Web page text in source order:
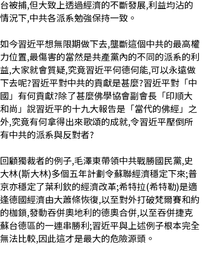
台被捕,但大致上透過經濟的不斷發展,利益均沾的
情況下,中共各派系勉強保持一致。
如今習近平想無限期做下去,壟斷這個中共的最高權
力位置,最傷害的當然是共產黨內的不同的派系的利
益,大家就會質疑,究竟習近平何德何能,可以永遠做
下去呢?習近平對中共的貢獻是甚麼?習近平對「中
國」有何貢獻?除了甚麼佛學協會副會長「印順大
和尚」說習近平的十九大報告是「當代的佛經」之
外,究竟有何拿得出來歌頌的成就,令習近平壓倒所
有中共的派系與反對者?
回顧獨裁者的例子,毛澤東帶領中共戰勝國民黨,史
大林(斯大林)多個五年計劃令蘇聯經濟穩定下來;普
京亦穩定了葉利欽的經濟改革;希特拉(希特勒)是適
逢德國經濟由大蕭條恢復,以至對外打破梵爾賽和約
的枷鎖,發動吞併奧地利的德奧合併,以至吞併捷克
蘇台德區的一連串勝利;習近平與上述例子根本完全
無法比較,因此這才是最大的危險源頭。